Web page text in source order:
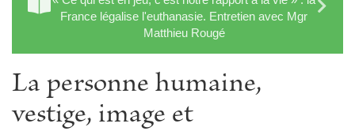
France légalise l'euthanasie. Entretien avec Mgr
Matthieu Rougé
La personne humaine,
vestige, image et